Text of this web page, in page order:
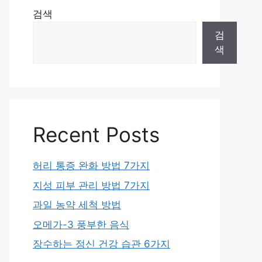
검색
검
색
Recent Posts
허리 통증 완화 방법 7가지
지성 피부 관리 방법 7가지
과일 농약 세척 방법
오메가-3 풍부한 음식
장수하는 정신 건강 습관 6가지